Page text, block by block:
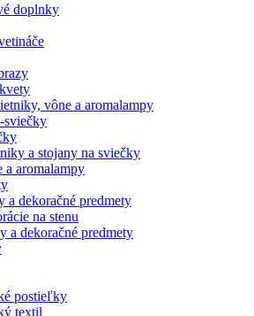
doplnky
vône a aromalampy
a stojany na sviečky
a aromalampy
a dekoračné predmety
na stenu
a dekoračné predmety
postieľky
textil